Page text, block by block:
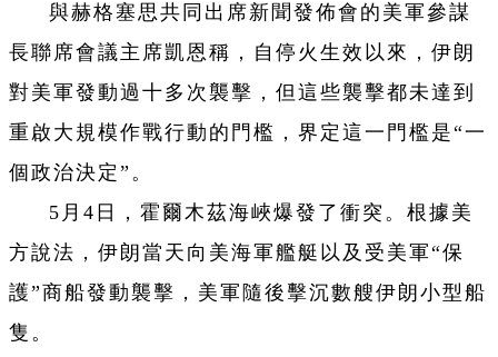
與赫格塞思共同出席新聞發佈會的美軍參謀
長聯席會議主席凱恩稱，自停火生效以來，伊朗
對美軍發動過十多次襲擊，但這些襲擊都未達到
重啟大規模作戰行動的門檻，界定這一門檻是“一
個政治決定”。
5月4日，霍爾木茲海峽爆發了衝突。根據美
方說法，伊朗當天向美海軍艦艇以及受美軍“保
護”商船發動襲擊，美軍隨後擊沉數艘伊朗小型船
隻。